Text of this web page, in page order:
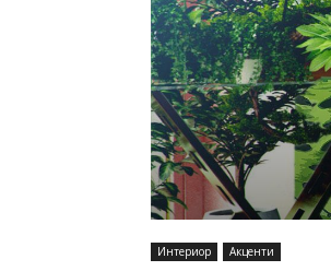
Интериор Акценти